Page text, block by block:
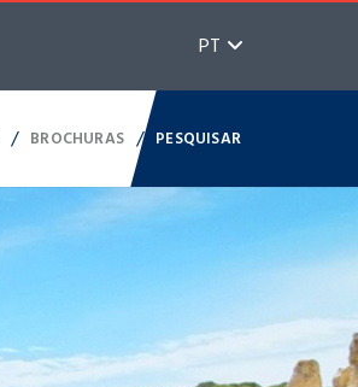
PT
/ BROCHURAS / PESQUISAR